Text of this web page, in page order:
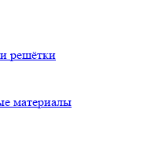
решётки
материалы